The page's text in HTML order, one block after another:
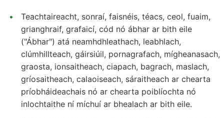
Teachtaireacht, sonraí, faisnéis, téacs, ceol, fuaim,
grianghraif, grafaicí, cód nó ábhar ar bith eile
("Ábhar") atá neamhdhleathach, leabhlach,
clúmhillteach, gáirsiúil, pornagrafach, mígheanasach,
graosta, ionsaitheach, ciapach, bagrach, maslach,
gríosaitheach, calaoiseach, sáraitheach ar chearta
príobháideachais nó ar chearta poiblíochta nó
inlochtaithe ní míchuí ar bhealach ar bith eile.